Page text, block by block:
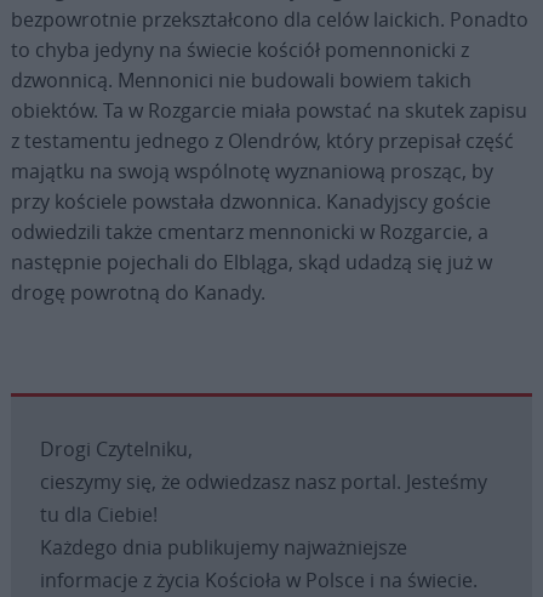
bezpowrotnie przekształcono dla celów laickich. Ponadto
to chyba jedyny na świecie kościół pomennonicki z
dzwonnicą. Mennonici nie budowali bowiem takich
obiektów. Ta w Rozgarcie miała powstać na skutek zapisu
z testamentu jednego z Olendrów, który przepisał część
majątku na swoją wspólnotę wyznaniową prosząc, by
przy kościele powstała dzwonnica. Kanadyjscy goście
odwiedzili także cmentarz mennonicki w Rozgarcie, a
następnie pojechali do Elbląga, skąd udadzą się już w
drogę powrotną do Kanady.
Drogi Czytelniku,
cieszymy się, że odwiedzasz nasz portal. Jesteśmy
tu dla Ciebie!
Każdego dnia publikujemy najważniejsze
informacje z życia Kościoła w Polsce i na świecie.